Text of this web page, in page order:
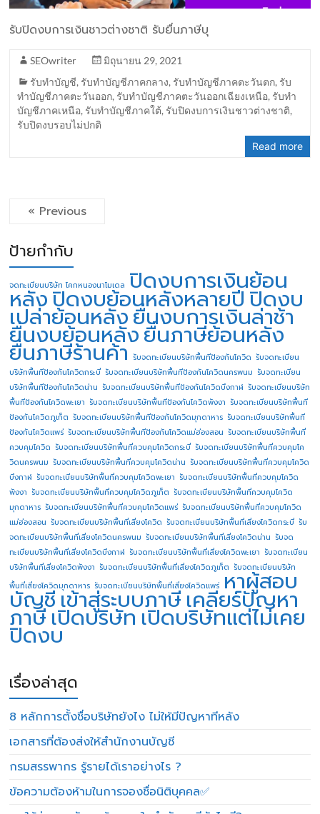
รับปิดงบการเงินชาวต่างชาติ รับยื่นภาษีบุ
SEOwriter
มิถุนายน 29, 2021
รับทำบัญชี, รับทำบัญชีภาคกลาง, รับทำบัญชีภาคตะวันตก, รับ
ทำบัญชีภาคตะวันออก, รับทำบัญชีภาคตะวันออกเฉียงเหนือ, รับทำ
บัญชีภาคเหนือ, รับทำบัญชีภาคใต้, รับปิดงบการเงินชาวต่างชาติ,
รับปิดงบรอบไม่ปกติ
Read more
« Previous
ป้ายกำกับ
จดทะเบียนบริษัท โคกหนองนาโมเดล ปิดงบการเงินย้อน
หลังปิดงบย้อนหลังหลายปี ปิดงบ
เปล่าย้อนหลังยื่นงบการเงินล่าช้า
ยื่นงบย้อนหลังยื่นภาษีย้อนหลัง
ยื่นภาษีร้านค้า รับจดทะเบียนบริษัทพื้นทีป้องกันโควิด รับจดทะเบียน
บริษัทพื้นทีป้องกันโควิดกระบี่ รับจดทะเบียนบริษัทพื้นทีป้องกันโควิดนครพนม รับจดทะเบียน
บริษัทพื้นทีป้องกันโควิดน่าน รับจดทะเบียนบริษัทพื้นทีป้องกันโควิดบึงกาฬ รับจดทะเบียนบริษัท
พื้นทีป้องกันโควิดพะเยา รับจดทะเบียนบริษัทพื้นทีป้องกันโควิดพังงา รับจดทะเบียนบริษัทพื้นที
ป้องกันโควิดภูเก็ต รับจดทะเบียนบริษัทพื้นทีป้องกันโควิดมุกดาหาร รับจดทะเบียนบริษัทพื้นที
ป้องกันโควิดแพร่ รับจดทะเบียนบริษัทพื้นทีป้องกันโควิดแม่ฮ่องสอน รับจดทะเบียนบริษัทพื้นที่
ควบคุมโควิด รับจดทะเบียนบริษัทพื้นที่ควบคุมโควิดกระบี่ รับจดทะเบียนบริษัทพื้นที่ควบคุมโค
วิดนครพนม รับจดทะเบียนบริษัทพื้นที่ควบคุมโควิดน่าน รับจดทะเบียนบริษัทพื้นที่ควบคุมโควิด
บึงกาฬ รับจดทะเบียนบริษัทพื้นที่ควบคุมโควิดพะเยา รับจดทะเบียนบริษัทพื้นที่ควบคุมโควิด
พังงา รับจดทะเบียนบริษัทพื้นที่ควบคุมโควิดภูเก็ต รับจดทะเบียนบริษัทพื้นที่ควบคุมโควิด
มุกดาหาร รับจดทะเบียนบริษัทพื้นที่ควบคุมโควิดแพร่ รับจดทะเบียนบริษัทพื้นที่ควบคุมโควิด
แม่ฮ่องสอน รับจดทะเบียนบริษัทพื้นที่เสี่ยงโควิด รับจดทะเบียนบริษัทพื้นที่เสี่ยงโควิดกระบี่ รับ
จดทะเบียนบริษัทพื้นที่เสี่ยงโควิดนครพนม รับจดทะเบียนบริษัทพื้นที่เสี่ยงโควิดน่าน รับจด
ทะเบียนบริษัทพื้นที่เสี่ยงโควิดบึงกาฬ รับจดทะเบียนบริษัทพื้นที่เสี่ยงโควิดพะเยา รับจดทะเบียน
บริษัทพื้นที่เสี่ยงโควิดพังงา รับจดทะเบียนบริษัทพื้นที่เสี่ยงโควิดภูเก็ต รับจดทะเบียนบริษัท
พื้นที่เสี่ยงโควิดมุกดาหาร รับจดทะเบียนบริษัทพื้นที่เสี่ยงโควิดแพร่ หาผู้สอบ
บัญชี เข้าสู่ระบบภาษี เคลียร์ปัญหา
ภาษีเปิดบริษัทเปิดบริษัทแต่ไม่เคย
ปิดงบ
เรื่องล่าสุด
8 หลักการตั้งชื่อบริษัทยังไง ไม่ให้มีปัญหาทีหลัง
เอกสารที่ต้องส่งให้สำนักงานบัญชี
กรมสรรพากร รู้รายได้เราอย่างไร ?
ข้อความต้องห้ามในการจองชื่อนิติบุคคล✅